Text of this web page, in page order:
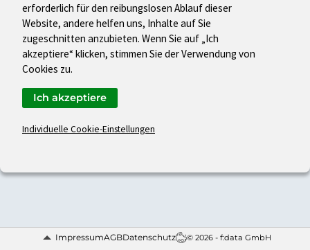
ImpressumAGBDatenschutz © 2026 - f:data GmbH
erforderlich für den reibungslosen Ablauf dieser
Website, andere helfen uns, Inhalte auf Sie
zugeschnitten anzubieten. Wenn Sie auf „Ich
akzeptiere“ klicken, stimmen Sie der Verwendung von
Cookies zu.
Individuelle Cookie-Einstellungen
Ich akzeptiere